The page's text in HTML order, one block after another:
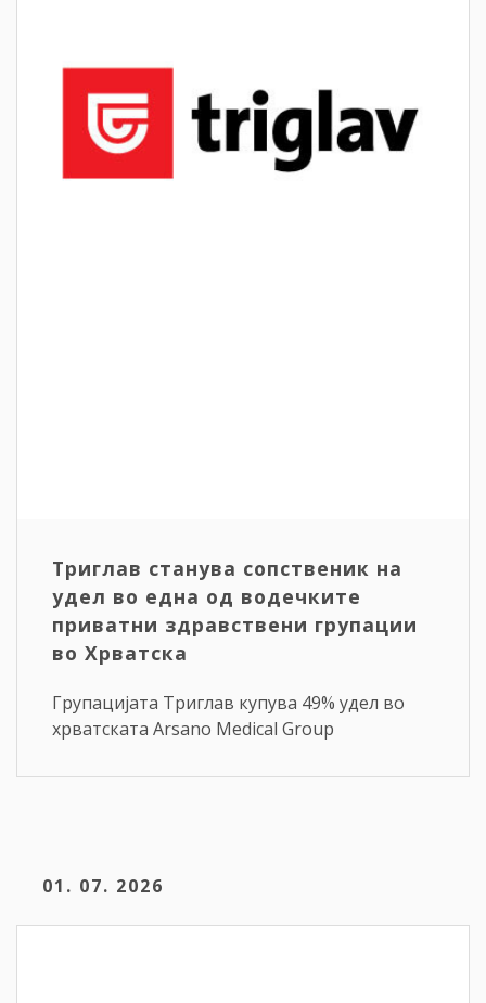
Триглав станува сопственик на
удел во една од водечките
приватни здравствени групации
во Хрватска
Групацијата Триглав купува 49% удел во
хрватската Arsano Medical Group
01. 07. 2026